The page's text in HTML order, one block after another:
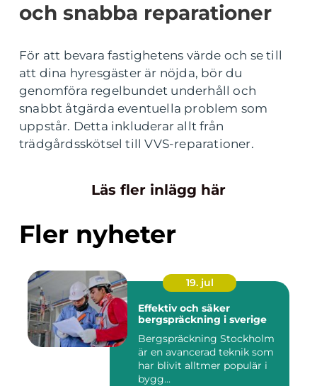
och snabba reparationer
För att bevara fastighetens värde och se till
att dina hyresgäster är nöjda, bör du
genomföra regelbundet underhåll och
snabbt åtgärda eventuella problem som
uppstår. Detta inkluderar allt från
trädgårdsskötsel till VVS-reparationer.
Läs fler inlägg här
Fler nyheter
19. jul
Effektiv och säker
bergspräckning i sverige
Bergspräckning Stockholm
är en avancerad teknik som
har blivit alltmer populär i
bygg...